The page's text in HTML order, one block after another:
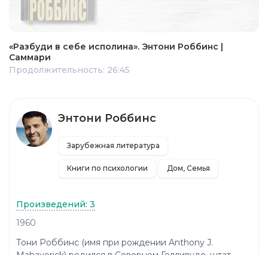
«Разбуди в себе исполина». Энтони Роббинс |
Саммари
Продолжительность: 26:45
Энтони Роббинс
Зарубежная литература
Книги по психологии Дом, Семья
Произведений: 3
1960
Тони Роббинс (имя при рождении Anthony J.